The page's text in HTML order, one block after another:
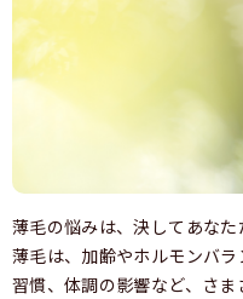
薄毛の悩みは、決してあな
薄毛は、加齢やホルモンバ
習慣、体調の影響など、さ